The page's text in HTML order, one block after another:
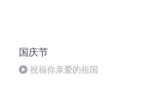
国庆节
祝福你亲爱的祖国